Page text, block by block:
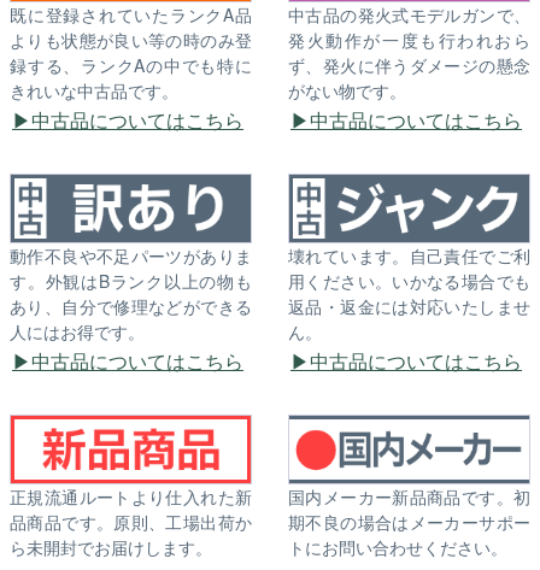
既に登録されていたランクA品
よりも状態が良い等の時のみ登
録する、ランクAの中でも特に
きれいな中古品です。
中古品についてはこちら
中古品の発火式モデルガンで、
発火動作が一度も行われおら
ず、発火に伴うダメージの懸念
がない物です。
中古品についてはこちら
動作不良や不足パーツがありま
す。外観はBランク以上の物も
あり、自分で修理などができる
人にはお得です。
中古品についてはこちら
壊れています。自己責任でご利
用ください。いかなる場合でも
返品・返金には対応いたしませ
ん。
中古品についてはこちら
正規流通ルートより仕入れた新
品商品です。原則、工場出荷か
ら未開封でお届けします。
国内メーカー新品商品です。初
期不良の場合はメーカーサポー
トにお問い合わせください。